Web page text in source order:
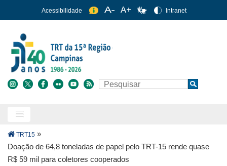
para
conteúdo
principal
Acessibilidade Intranet
Buscar Search
Trilha
de
navegação
TRT15 »
Doação de 64,8 toneladas de papel pelo TRT-15 rende quase
R$ 59 mil para coletores cooperados